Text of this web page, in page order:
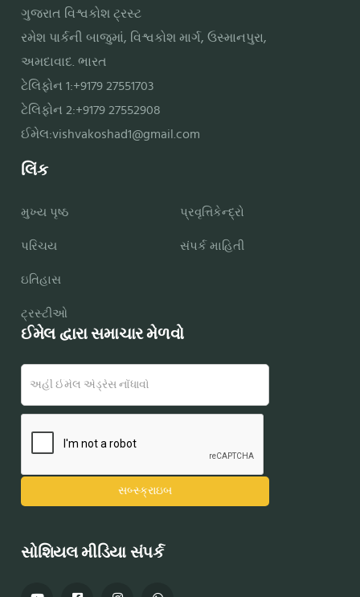
ગુજરાત વિશ્વકોશ ટ્રસ્ટ
રમેશ પાર્કની બાજુમાં, વિશ્વકોશ માર્ગ, ઉસ્માનપુરા,
અમદાવાદ. ભારત
ટેલિફોન 1:+9179 27551703
ટેલિફોન 2:+9179 27552908
ઈમેલ:vishvakoshad1@gmail.com
લિંક
મુખ્ય પૃષ્ઠ
પરિચય
ઇતિહાસ
ટ્રસ્ટીઓ
પ્રવૃત્તિકેન્દ્રો
સંપર્ક માહિતી
ઈમેલ દ્વારા સમાચાર મેળવો
સોશિયલ મીડિયા સંપર્ક